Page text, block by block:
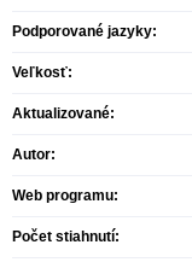
Podporované jazyky:
Veľkosť:
Aktualizované:
Autor:
Web programu:
Počet stiahnutí: